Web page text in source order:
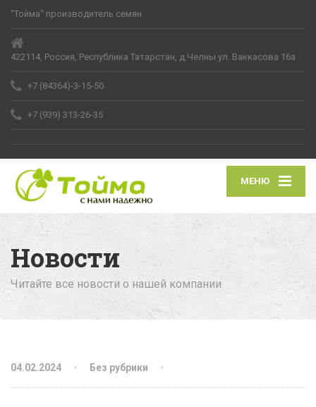
"Тойма" производитель семян
422114, Россия, Республика Татарстан, д.Челны ул. Ваккасова 16а
+7 (84364)-3-15-50
+7 (939) 313-26-35
МЕНЮ
Новости
Читайте все новости о нашей компании
04.02.2024 Без рубрики